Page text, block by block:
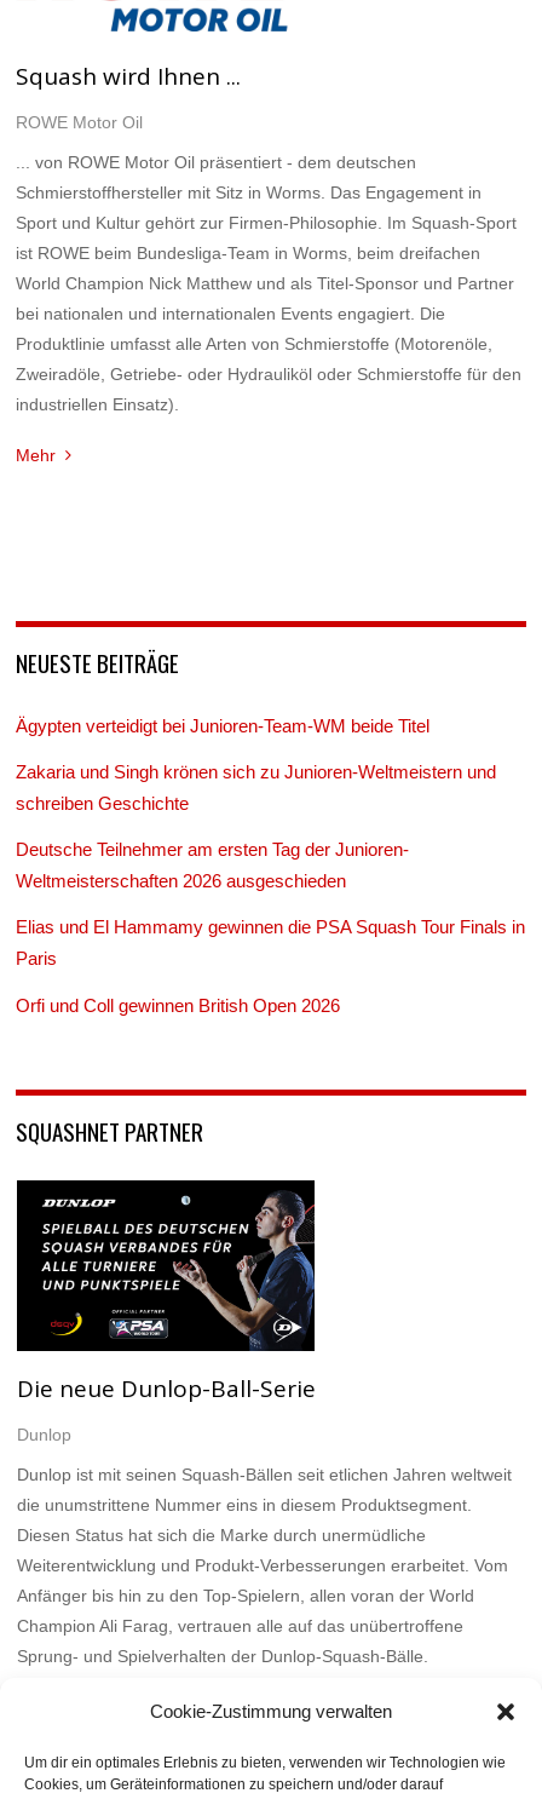
Cookie-Zustimmung verwalten
Um dir ein optimales Erlebnis zu bieten, verwenden wir Technologien wie
Cookies, um Geräteinformationen zu speichern und/oder darauf
Squash wird Ihnen ...
ROWE Motor Oil
... von ROWE Motor Oil präsentiert - dem deutschen
Schmierstoffhersteller mit Sitz in Worms. Das Engagement in
Sport und Kultur gehört zur Firmen-Philosophie. Im Squash-Sport
ist ROWE beim Bundesliga-Team in Worms, beim dreifachen
World Champion Nick Matthew und als Titel-Sponsor und Partner
bei nationalen und internationalen Events engagiert. Die
Produktlinie umfasst alle Arten von Schmierstoffe (Motorenöle,
Zweiradöle, Getriebe- oder Hydrauliköl oder Schmierstoffe für den
industriellen Einsatz).
Mehr
NEUESTE BEITRÄGE
Ägypten verteidigt bei Junioren-Team-WM beide Titel
Zakaria und Singh krönen sich zu Junioren-Weltmeistern und
schreiben Geschichte
Deutsche Teilnehmer am ersten Tag der Junioren-
Weltmeisterschaften 2026 ausgeschieden
Elias und El Hammamy gewinnen die PSA Squash Tour Finals in
Paris
Orfi und Coll gewinnen British Open 2026
SQUASHNET PARTNER
Die neue Dunlop-Ball-Serie
Dunlop
Dunlop ist mit seinen Squash-Bällen seit etlichen Jahren weltweit
die unumstrittene Nummer eins in diesem Produktsegment.
Diesen Status hat sich die Marke durch unermüdliche
Weiterentwicklung und Produkt-Verbesserungen erarbeitet. Vom
Anfänger bis hin zu den Top-Spielern, allen voran der World
Champion Ali Farag, vertrauen alle auf das unübertroffene
Sprung- und Spielverhalten der Dunlop-Squash-Bälle.